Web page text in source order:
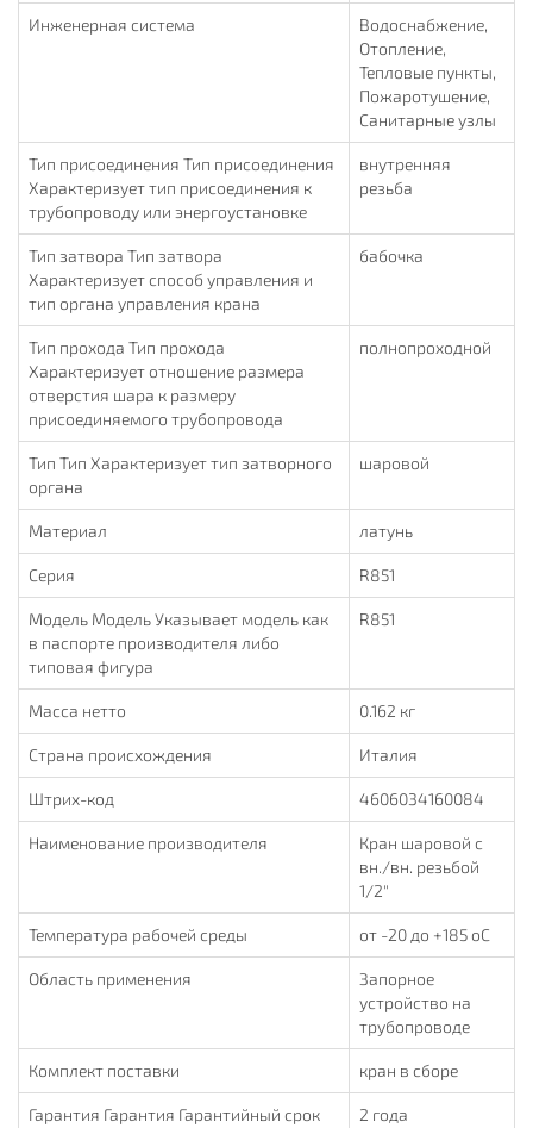
Инженерная система
Водоснабжение,
Отопление,
Тепловые пункты,
Пожаротушение,
Санитарные узлы
Тип присоединения Тип присоединения
Характеризует тип присоединения к
трубопроводу или энергоустановке
внутренняя
резьба
Тип затвора Тип затвора
Характеризует способ управления и
тип органа управления крана
бабочка
Тип прохода Тип прохода
Характеризует отношение размера
отверстия шара к размеру
присоединяемого трубопровода
полнопроходной
Тип Тип Характеризует тип затворного
органа
шаровой
Материал латунь
Серия R851
Модель Модель Указывает модель как
в паспорте производителя либо
типовая фигура
R851
Масса нетто 0.162 кг
Страна происхождения Италия
Штрих-код 4606034160084
Наименование производителя
Кран шаровой с
вн./вн. резьбой
1/2"
Температура рабочей среды от -20 до +185 oC
Область применения
Запорное
устройство на
трубопроводе
Комплект поставки кран в сборе
Гарантия Гарантия Гарантийный срок 2 года